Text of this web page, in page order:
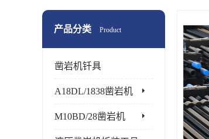
产品分类 Product
凿岩机钎具
A18DL/1838凿岩机
M10BD/28凿岩机